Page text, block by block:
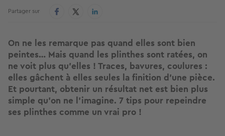
Partager sur
On ne les remarque pas quand elles sont bien
peintes… Mais quand les plinthes sont ratées, on
ne voit plus qu’elles ! Traces, bavures, coulures :
elles gâchent à elles seules la finition d’une pièce.
Et pourtant, obtenir un résultat net est bien plus
simple qu’on ne l’imagine. 7 tips pour repeindre
ses plinthes comme un vrai pro !